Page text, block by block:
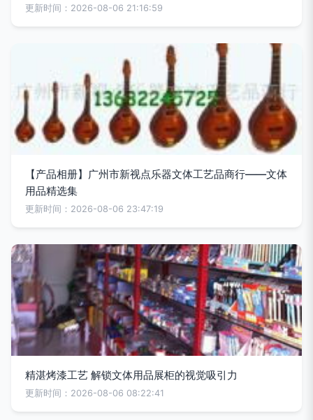
更新时间：2026-08-06 21:16:59
【产品相册】广州市新视点乐器文体工艺品商行——文体
用品精选集
更新时间：2026-08-06 23:47:19
精湛烤漆工艺 解锁文体用品展柜的视觉吸引力
更新时间：2026-08-06 08:22:41